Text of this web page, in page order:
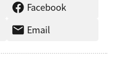
Facebook
Email